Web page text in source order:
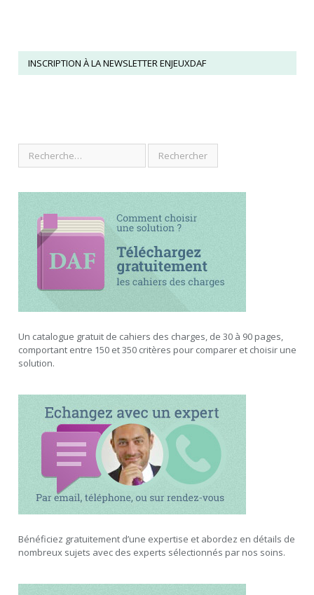
INSCRIPTION À LA NEWSLETTER ENJEUXDAF
Un catalogue gratuit de cahiers des charges, de 30 à 90 pages,
comportant entre 150 et 350 critères pour comparer et choisir une
solution.
Bénéficiez gratuitement d’une expertise et abordez en détails de
nombreux sujets avec des experts sélectionnés par nos soins.